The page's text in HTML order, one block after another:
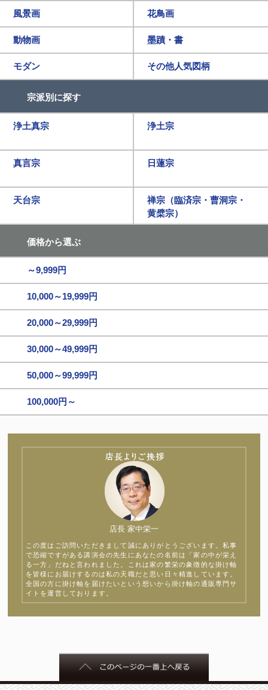
風景画 花鳥画
動物画 墨蹟・書
モダン その他人気図柄
宗派別に探す
浄土真宗 浄土宗
真言宗 日蓮宗
天台宗
禅宗（臨済宗・曹洞宗・
黄檗宗）
価格から選ぶ
～9,999円
10,000～19,999円
20,000～29,999円
30,000～49,999円
50,000～99,999円
100,000円～
店長 家中栄一
この度はご訪問いただきまして誠にありがとうございます。私事
で恐縮ですがある講演会の先生にあなたの名前は「家の中が栄え
る一方」だねと言われました。これは家の繁栄の象徴的な掛け軸
を皆様にお届けするのは私の天職だと思い日々精進しています。
全国の方に掛け軸を届けたいという想いから掛け軸の通販専門サ
イトを運営しております。